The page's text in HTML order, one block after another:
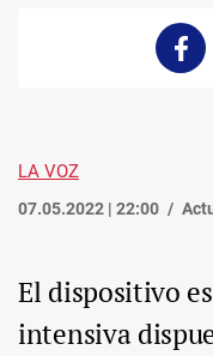
LA VOZ
07.05.2022 | 22:00
El dispositivo
intensiva